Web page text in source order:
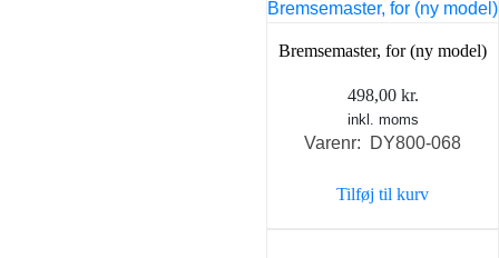
Bremsemaster, for (ny model)
498,00 kr.
inkl. moms
Varenr: DY800-068
Tilføj til kurv